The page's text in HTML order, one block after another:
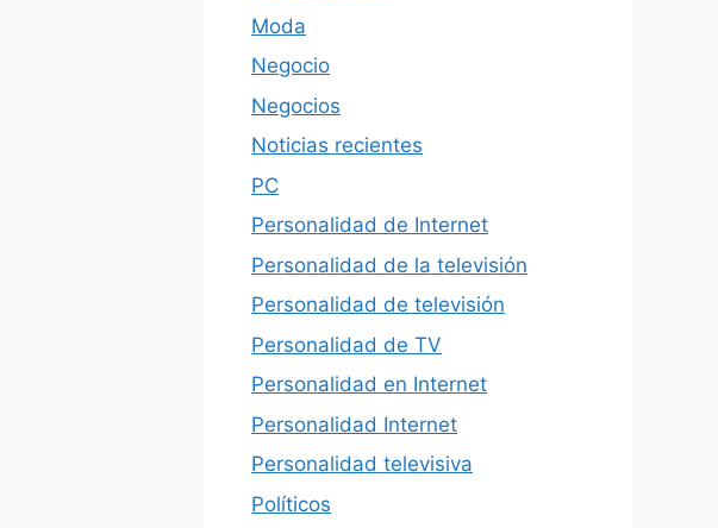
Moda
Negocio
Negocios
Noticias recientes
PC
Personalidad de Internet
Personalidad de la televisión
Personalidad de televisión
Personalidad de TV
Personalidad en Internet
Personalidad Internet
Personalidad televisiva
Políticos